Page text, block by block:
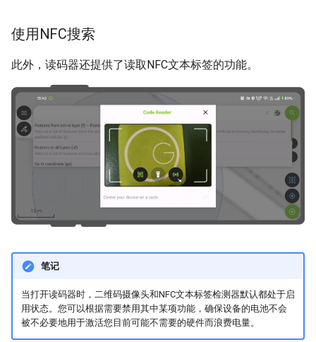
使用NFC搜索
此外，读码器还提供了读取NFC文本标签的功能。
笔记
当打开读码器时，二维码摄像头和NFC文本标签检测器默认都处于启
用状态。您可以根据需要禁用其中某项功能，确保设备的电池不会
被不必要地用于激活您目前可能不需要的硬件而浪费电量。